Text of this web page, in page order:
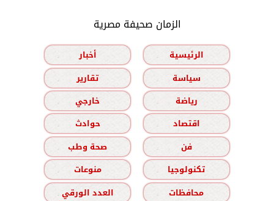
الزمان صحيفة مصرية
الرئيسية
أخبار
سياسة
تقارير
رياضة
خارجي
اقتصاد
حوادث
فن
صحة وطب
تكنولوجيا
منوعات
محافظات
العدد الورقي